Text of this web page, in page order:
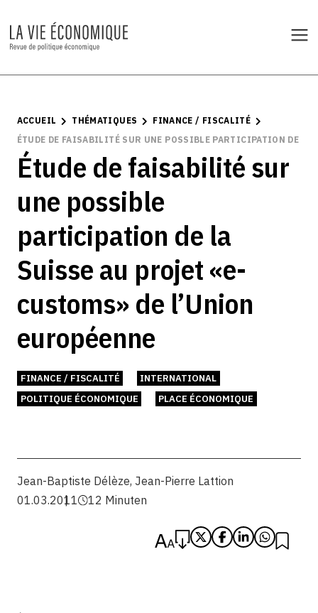
ACCUEIL THÉMATIQUES
FINANCE / FISCALITÉ
ÉTUDE DE FAISABILITÉ SUR UNE POSSIBLE PARTICIPATION DE LA
Étude de faisabilité sur
une possible
participation de la
Suisse au projet «e-
customs» de l’Union
européenne
FINANCE / FISCALITÉ
INTERNATIONAL
POLITIQUE ÉCONOMIQUE
PLACE ÉCONOMIQUE
Jean-Baptiste Délèze, Jean-Pierre Lattion
01.03.2011
12 Minuten